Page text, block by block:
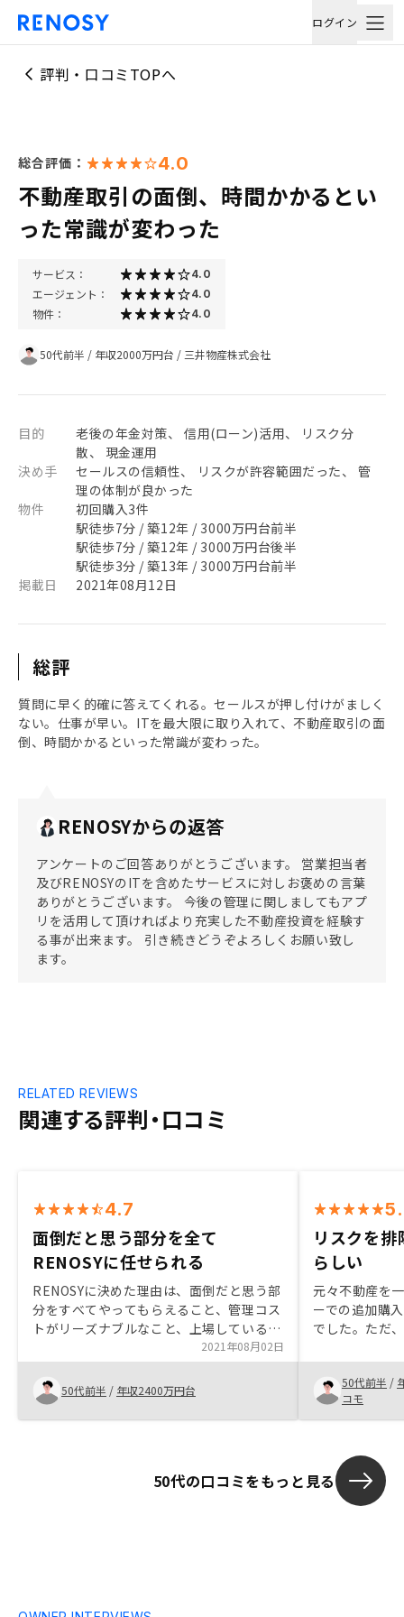
ログイン
評判・口コミTOPへ
総合評価： 4.0
不動産取引の面倒、時間かかるとい
った常識が変わった
サービス： 4.0
エージェント： 4.0
物件： 4.0
50代前半 / 年収2000万円台 / 三井物産株式会社
目的
老後の年金対策、 信用(ローン)活用、 リスク分
散、 現金運用
決め手
セールスの信頼性、 リスクが許容範囲だった、 管
理の体制が良かった
物件
初回購入3件
駅徒歩7分 / 築12年 / 3000万円台前半
駅徒歩7分 / 築12年 / 3000万円台後半
駅徒歩3分 / 築13年 / 3000万円台前半
掲載日
2021年08月12日
総評
質問に早く的確に答えてくれる。セールスが押し付けがましく
ない。仕事が早い。ITを最大限に取り入れて、不動産取引の面
倒、時間かかるといった常識が変わった。
RENOSYからの返答
アンケートのご回答ありがとうございます。 営業担当者
及びRENOSYのITを含めたサービスに対しお褒めの言葉
ありがとうございます。 今後の管理に関しましてもアプ
リを活用して頂ければより充実した不動産投資を経験す
る事が出来ます。 引き続きどうぞよろしくお願い致し
ます。
関連する評判・口コミ
RELATED REVIEWS
4.7
面倒だと思う部分を全て
RENOSYに任せられる
RENOSYに決めた理由は、面倒だと思う部
分をすべてやってもらえること、管理コス
トがリーズナブルなこと、上場しているこ
とで会社としての信頼度があること、購入
までの段取りがシステマティックで最小限
の労力で手続きできること、です。
RENOSYが良い物件を厳選しているという
前提を信頼して購入したが、個人的には物
物件との条件の違いや比較の仕方をさらに
2021年08月02日
50代前半 / 年収2400万円台
リスクを
らしい
元々不動産を
ーでの追加購
でした。ただ
は知らなかっ
きることがわ
リスクを徹底
まれているか
50代前半 /
コモ
50代の口コミをもっと見る